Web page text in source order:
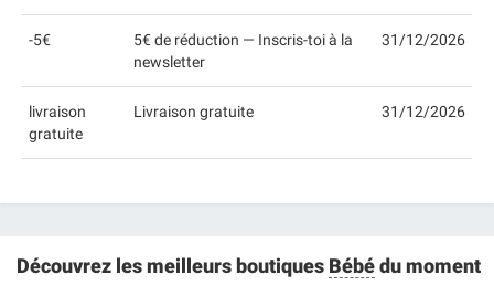
-5€
5€ de réduction — Inscris-toi à la
newsletter
31/12/2026
livraison
gratuite
Livraison gratuite 31/12/2026
Découvrez les meilleurs boutiques Bébédu moment